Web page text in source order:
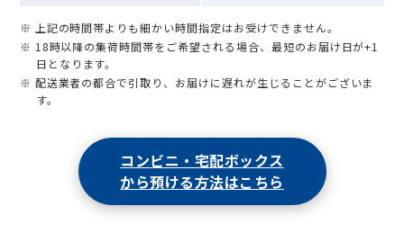
※ 上記の時間帯よりも細かい時間指定はお受けできません。
※ 18時以降の集荷時間帯をご希望される場合、最短のお届け日が+1
日となります。
※ 配送業者の都合で引取り、お届けに遅れが生じることがございま
す。
コンビニ・宅配ボックス
から預ける方法はこちら